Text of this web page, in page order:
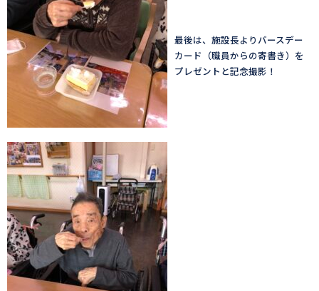
最後は、施設長よりバースデー
カード（職員からの寄書き）を
プレゼントと記念撮影！